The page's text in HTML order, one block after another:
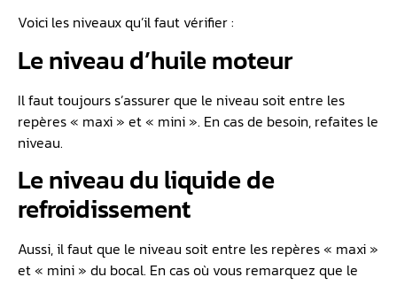
Voici les niveaux qu’il faut vérifier :
Le niveau d’huile moteur
Il faut toujours s’assurer que le niveau soit entre les
repères « maxi » et « mini ». En cas de besoin, refaites le
niveau.
Le niveau du liquide de
refroidissement
Aussi, il faut que le niveau soit entre les repères « maxi »
et « mini » du bocal. En cas où vous remarquez que le